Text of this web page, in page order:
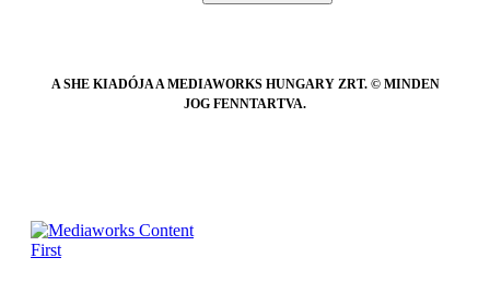
A SHE KIADÓJA A MEDIAWORKS HUNGARY ZRT. © MINDEN
JOG FENNTARTVA.